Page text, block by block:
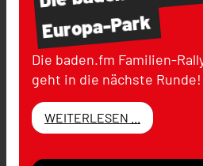
Europa-Park
Die baden.fm Familien-
geht in die nächste
WEITERLESEN ...